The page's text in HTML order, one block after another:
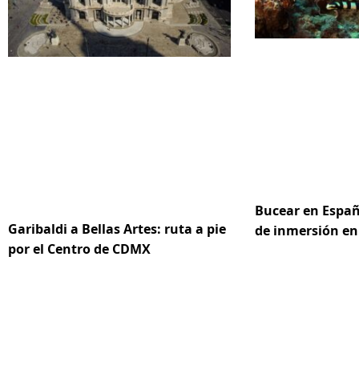
Garibaldi a Bellas Artes: ruta a pie
por el Centro de CDMX
Bucear en
de inmersión en